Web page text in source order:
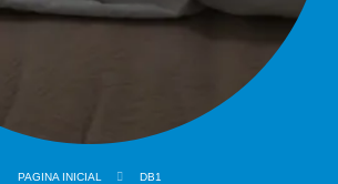
PAGINA INICIAL DB1